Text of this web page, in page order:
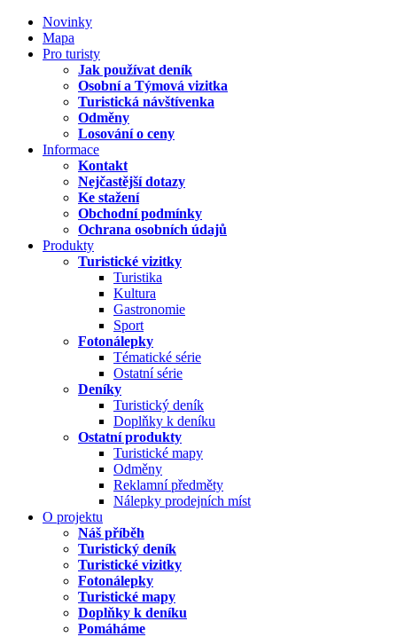
Novinky
Mapa
Pro turisty
Jak používat deník
Osobní a Týmová vizitka
Turistická návštívenka
Odměny
Losování o ceny
Informace
Kontakt
Nejčastější dotazy
Ke stažení
Obchodní podmínky
Ochrana osobních údajů
Produkty
Turistické vizitky
Turistika
Kultura
Gastronomie
Sport
Fotonálepky
Tématické série
Ostatní série
Deníky
Turistický deník
Doplňky k deníku
Ostatní produkty
Turistické mapy
Odměny
Reklamní předměty
Nálepky prodejních míst
O projektu
Náš příběh
Turistický deník
Turistické vizitky
Fotonálepky
Turistické mapy
Doplňky k deníku
Pomáháme